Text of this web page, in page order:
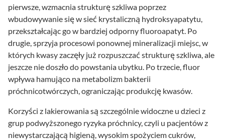
pierwsze, wzmacnia strukturę szkliwa poprzez
wbudowywanie się w sieć krystaliczną hydroksyapatytu,
przekształcając go w bardziej odporny fluoroapatyt. Po
drugie, sprzyja procesowi ponownej mineralizacji miejsc, w
których kwasy zaczęły już rozpuszczać strukturę szkliwa, ale
jeszcze nie doszło do powstania ubytku. Po trzecie, fluor
wpływa hamująco na metabolizm bakterii
próchnicotwórczych, ograniczając produkcję kwasów.
Korzyści z lakierowania są szczególnie widoczne u dzieci z
grup podwyższonego ryzyka próchnicy, czyli u pacjentów z
niewystarczającą higieną, wysokim spożyciem cukrów,